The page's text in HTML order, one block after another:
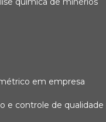
em empresa
e controle de qualidade